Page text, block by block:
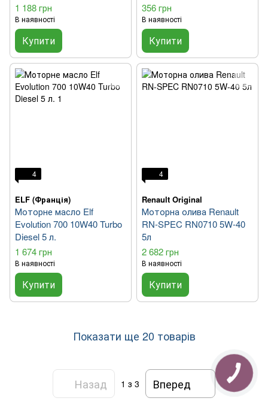
1 188 грн
В наявності
Купити
356 грн
В наявності
Купити
4
ELF (Франція)
Моторне масло Elf
Evolution 700 10W40 Turbo
Diesel 5 л.
1 674 грн
В наявності
Купити
4
Renault Original
Моторна олива Renault
RN-SPEC RN0710 5W-40
5л
2 682 грн
В наявності
Купити
Показати ще 20 товарів
Назад 1 з 3 Вперед